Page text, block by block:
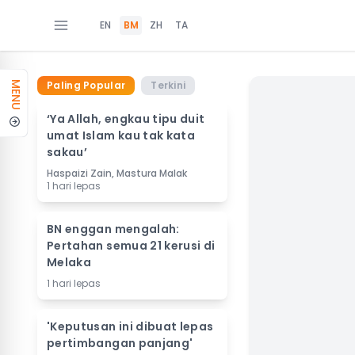
EN BM ZH TA
MENU Paling Popular Terkini
‘Ya Allah, engkau tipu duit
umat Islam kau tak kata
sakau’
Haspaizi Zain, Mastura Malak
1 hari lepas
BN enggan mengalah:
Pertahan semua 21 kerusi di
Melaka
1 hari lepas
'Keputusan ini dibuat lepas
pertimbangan panjang'